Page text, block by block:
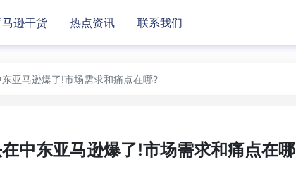
马逊干货 热点资讯 联系我们
亚马逊爆了!市场需求和痛点在哪?
中东亚马逊爆了!市场需求和痛点在